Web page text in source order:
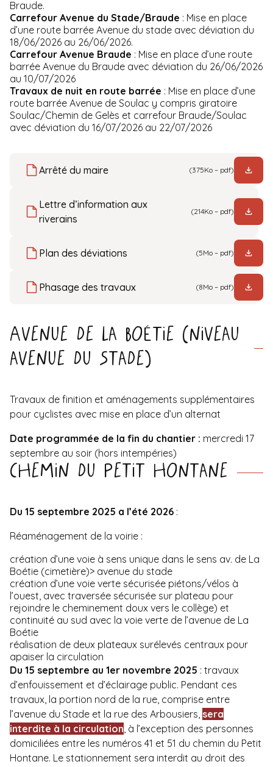
Braude.
Carrefour Avenue du Stade/Braude : Mise en place
d’une route barrée Avenue du stade avec déviation du
18/06/2026 au 26/06/2026.
Carrefour Avenue Braude : Mise en place d’une route
barrée Avenue du Braude avec déviation du 26/06/2026
au 10/07/2026
Travaux de nuit en route barrée : Mise en place d’une
route barrée Avenue de Soulac y compris giratoire
Soulac/Chemin de Gelès et carrefour Braude/Soulac
avec déviation du 16/07/2026 au 22/07/2026
Arrêté du maire (375Ko – pdf)
Lettre d’information aux
riverains
(214Ko – pdf)
Plan des déviations (5Mo – pdf)
Phasage des travaux (8Mo – pdf)
Avenue de La Boétie (niveau
avenue du Stade)
Travaux de finition et aménagements supplémentaires
pour cyclistes avec mise en place d’un alternat
Date programmée de la fin du chantier : mercredi 17
septembre au soir (hors intempéries)
Chemin du Petit Hontane
Du 15 septembre 2025 a l’été 2026 :
Réaménagement de la voirie :
création d’une voie à sens unique dans le sens av. de La
Boétie (cimetière)> avenue du stade
création d’une voie verte sécurisée piétons/vélos à
l’ouest, avec traversée sécurisée sur plateau pour
rejoindre le cheminement doux vers le collège) et
continuité au sud avec la voie verte de l’avenue de La
Boétie
réalisation de deux plateaux surélevés centraux pour
apaiser la circulation
Du 15 septembre au 1er novembre 2025 : travaux
d’enfouissement et d’éclairage public. Pendant ces
travaux, la portion nord de la rue, comprise entre
l’avenue du Stade et la rue des Arbousiers, sera
interdite à la circulation, à l’exception des personnes
domiciliées entre les numéros 41 et 51 du chemin du Petit
Hontane. Le stationnement sera interdit au droit des